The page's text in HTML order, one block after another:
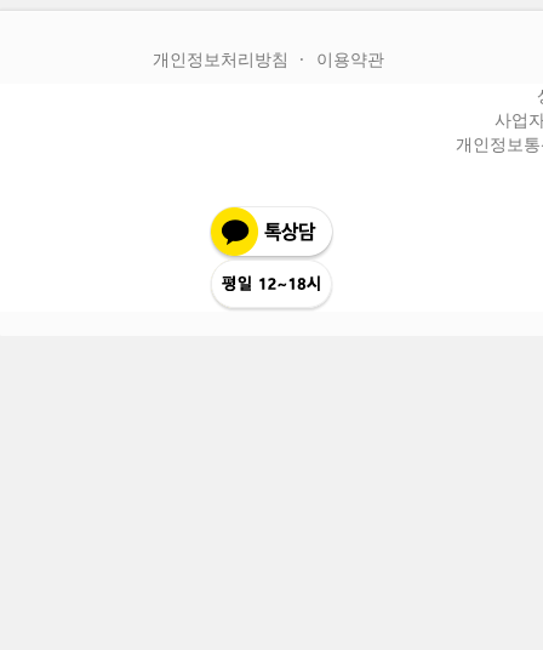
개인정보처리방침
이용약관
사업
개인정보